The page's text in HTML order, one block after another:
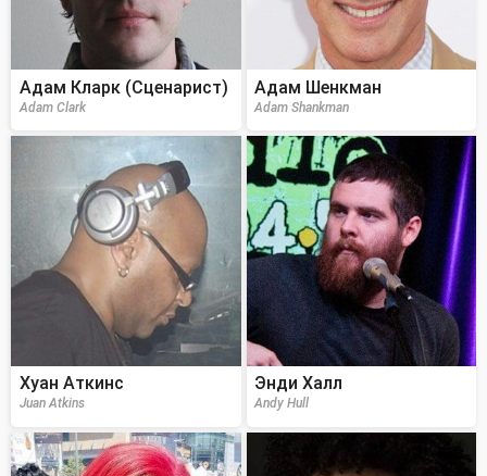
Адам Кларк (Сценарист)
Adam Clark
Адам Шенкман
Adam Shankman
Хуан Аткинс
Juan Atkins
Энди Халл
Andy Hull